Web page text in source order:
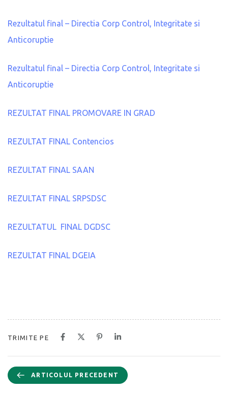
Rezultatul final – Directia Corp Control, Integritate si
Anticoruptie
Rezultatul final – Directia Corp Control, Integritate si
Anticoruptie
REZULTAT FINAL PROMOVARE IN GRAD
REZULTAT FINAL Contencios
REZULTAT FINAL SAAN
REZULTAT FINAL SRPSDSC
REZULTATUL FINAL DGDSC
REZULTAT FINAL DGEIA
TRIMITE PE
ARTICOLUL PRECEDENT